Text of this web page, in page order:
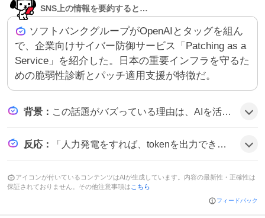
SNS上の情報を要約すると…
ソフトバンクグループがOpenAIとタッグを組ん
で、企業向けサイバー防御サービス「Patching as a
Service」を紹介した。日本の重要インフラを守るた
めの脆弱性診断とパッチ適用支援が特徴だ。
背景 ： この話題がバズっている理由は、AIを活用したサイバー攻撃が増加する中で、企業が手軽に高度な防御を導入できるサービスへの期待が高まっていることと、ソフトバンクとOpenAIという大手のコラボが注目を集めているためだと思われる。
反応 ： 「人力発電をすれば、tokenを出力できるということ。」と投稿したユーザーや、「AI時代に強い会社は、AIを使う会社じゃない。」と指摘する声が見られた。また「OpenAIのイベント来た。」とリアクションするユーザーも多く、全体的に新技術への関心が高まっている雰囲気だ。
アイコンが付いているコンテンツはAIが生成しています。内容の最新性・正確性は
保証されておりません。その他注意事項は こちら
フィードバック